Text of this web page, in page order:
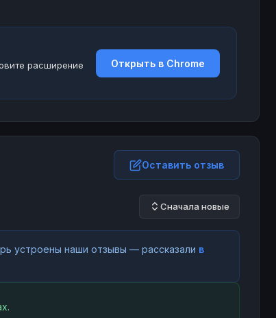
расширение
Открыть в Chrome
Оставить отзыв
Сначала новые
устроены наши отзывы — рассказали в